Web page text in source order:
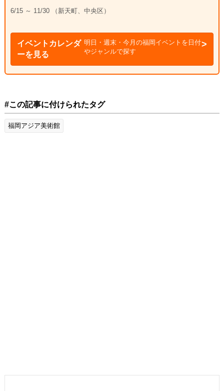
6/15 ～ 11/30 （新天町、中央区）
イベントカレンダ
ーを見る
明日・週末・今月の福岡イベントを日付
やジャンルで探す
#この記事に付けられたタグ
福岡アジア美術館